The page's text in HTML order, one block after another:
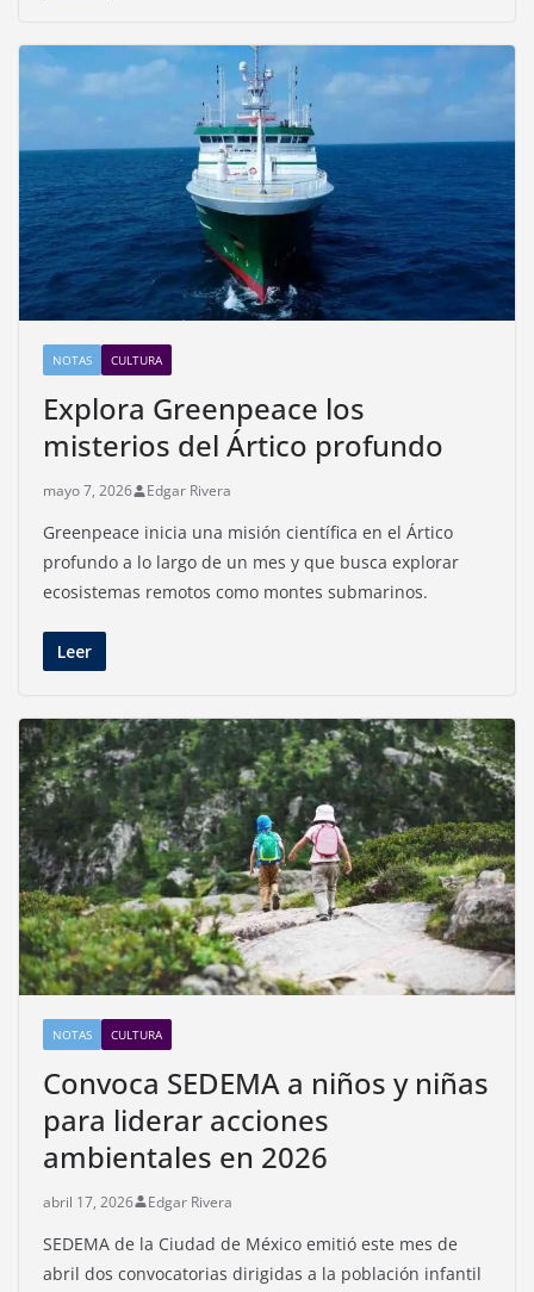
NOTAS CULTURA
Explora Greenpeace los
misterios del Ártico profundo
mayo 7, 2026 Edgar Rivera
Greenpeace inicia una misión científica en el Ártico
profundo a lo largo de un mes y que busca explorar
ecosistemas remotos como montes submarinos.
Leer
NOTAS CULTURA
Convoca SEDEMA a niños y niñas
para liderar acciones
ambientales en 2026
abril 17, 2026 Edgar Rivera
SEDEMA de la Ciudad de México emitió este mes de
abril dos convocatorias dirigidas a la población infantil